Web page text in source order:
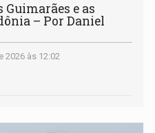
Guimarães e as
– Por Daniel
2026 às 12:02